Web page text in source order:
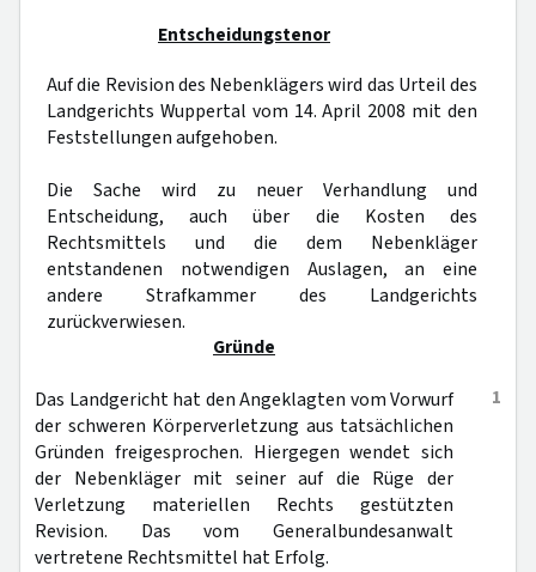
Entscheidungstenor
Auf die Revision des Nebenklägers wird das Urteil des
Landgerichts Wuppertal vom 14. April 2008 mit den
Feststellungen aufgehoben.
Die Sache wird zu neuer Verhandlung und
Entscheidung, auch über die Kosten des
Rechtsmittels und die dem Nebenkläger
entstandenen notwendigen Auslagen, an eine
andere Strafkammer des Landgerichts
zurückverwiesen.
Gründe
1
Das Landgericht hat den Angeklagten vom Vorwurf
der schweren Körperverletzung aus tatsächlichen
Gründen freigesprochen. Hiergegen wendet sich
der Nebenkläger mit seiner auf die Rüge der
Verletzung materiellen Rechts gestützten
Revision. Das vom Generalbundesanwalt
vertretene Rechtsmittel hat Erfolg.